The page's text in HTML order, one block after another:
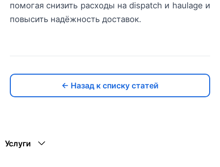
помогая снизить расходы на dispatch и haulage и
повысить надёжность доставок.
← Назад к списку статей
Услуги